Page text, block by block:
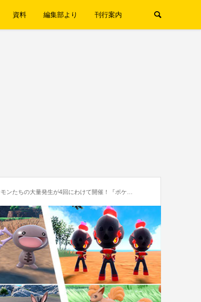
資料 編集部より 刊行案内
が4回にわけて開催！『ポケモン スカーレット・バイオレット』